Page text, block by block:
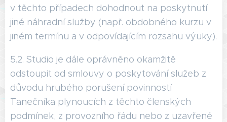
v těchto případech dohodnout na poskytnutí
jiné náhradní služby (např. obdobného kurzu v
jiném termínu a v odpovídajícím rozsahu výuky).
5.2. Studio je dále oprávněno okamžitě
odstoupit od smlouvy o poskytování služeb z
důvodu hrubého porušení povinností
Tanečníka plynoucích z těchto členských
podmínek, z provozního řádu nebo z uzavřené